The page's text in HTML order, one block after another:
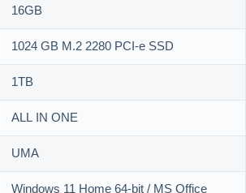
16GB
1024 GB M.2 2280 PCI-e SSD
1TB
ALL IN ONE
UMA
Windows 11 Home 64-bit / MS Office